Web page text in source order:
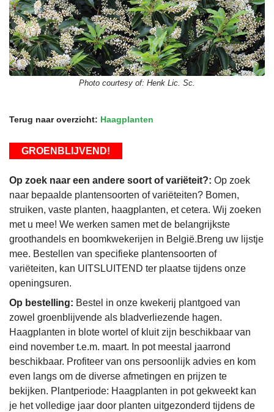
Photo courtesy of: Henk Lic. Sc.
Terug naar overzicht: Haagplanten
GROENBLIJVEND!
Op zoek naar een andere soort of variëteit?: Op zoek
naar bepaalde plantensoorten of variëteiten? Bomen,
struiken, vaste planten, haagplanten, et cetera. Wij zoeken
met u mee! We werken samen met de belangrijkste
groothandels en boomkwekerijen in België.Breng uw lijstje
mee. Bestellen van specifieke plantensoorten of
variëteiten, kan UITSLUITEND ter plaatse tijdens onze
openingsuren.
Op bestelling: Bestel in onze kwekerij plantgoed van
zowel groenblijvende als bladverliezende hagen.
Haagplanten in blote wortel of kluit zijn beschikbaar van
eind november t.e.m. maart. In pot meestal jaarrond
beschikbaar. Profiteer van ons persoonlijk advies en kom
even langs om de diverse afmetingen en prijzen te
bekijken. Plantperiode: Haagplanten in pot gekweekt kan
je het volledige jaar door planten uitgezonderd tijdens de